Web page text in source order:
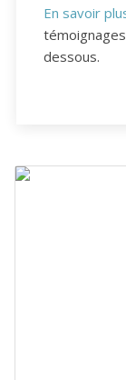
En savoir
dessous.